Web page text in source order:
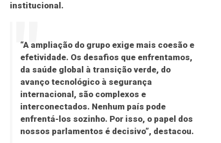
institucional.
“A ampliação do grupo exige mais coesão e
efetividade. Os desafios que enfrentamos,
da saúde global à transição verde, do
avanço tecnológico à segurança
internacional, são complexos e
interconectados. Nenhum país pode
enfrentá-los sozinho. Por isso, o papel dos
nossos parlamentos é decisivo”, destacou.